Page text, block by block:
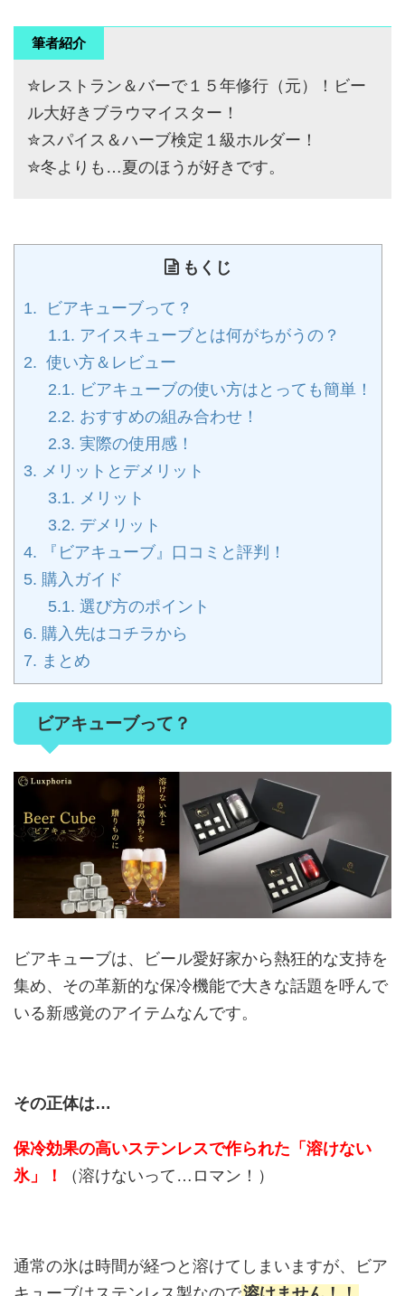
筆者紹介
✮レストラン＆バーで１５年修行（元）！ビー
ル大好きブラウマイスター！
✮スパイス＆ハーブ検定１級ホルダー！
✮冬よりも…夏のほうが好きです。
もくじ
1. ビアキューブって？
1.1. アイスキューブとは何がちがうの？
2. 使い方＆レビュー
2.1. ビアキューブの使い方はとっても簡単！
2.2. おすすめの組み合わせ！
2.3. 実際の使用感！
3. メリットとデメリット
3.1. メリット
3.2. デメリット
4. 『ビアキューブ』口コミと評判！
5. 購入ガイド
5.1. 選び方のポイント
6. 購入先はコチラから
7. まとめ
ビアキューブって？
ビアキューブは、ビール愛好家から熱狂的な支持を
集め、その革新的な保冷機能で大きな話題を呼んで
いる新感覚のアイテムなんです。
その正体は…
保冷効果の高いステンレスで作られた「溶けない
氷」！
（溶けないって…ロマン！）
通常の氷は時間が経つと溶けてしまいますが、ビア